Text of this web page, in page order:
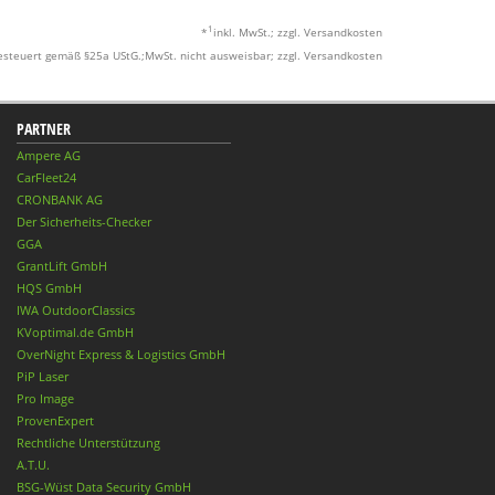
* 1 inkl. MwSt.; zzgl. Versandkosten
gemäß §25a UStG.;MwSt. nicht ausweisbar; zzgl. Versandkosten
PARTNER
Ampere AG
CarFleet24
CRONBANK AG
Der Sicherheits-Checker
GGA
GrantLift GmbH
HQS GmbH
IWA OutdoorClassics
KVoptimal.de GmbH
OverNight Express & Logistics GmbH
PiP Laser
Pro Image
ProvenExpert
Rechtliche Unterstützung
A.T.U.
BSG-Wüst Data Security GmbH